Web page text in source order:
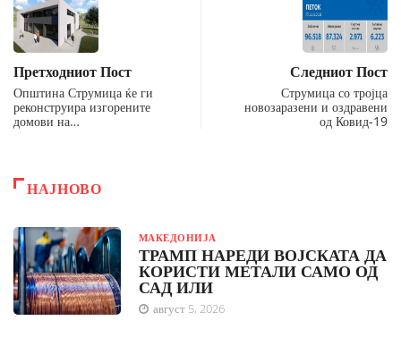
Претходниот Пост
Општина Струмица ќе ги
реконструира изгорените
домови на…
Следниот Пост
Струмица со тројца
новозаразени и оздравени
од Ковид-19
НАЈНОВО
МАКЕДОНИЈА
ТРАМП НАРЕДИ ВОЈСКАТА ДА
КОРИСТИ МЕТАЛИ САМО ОД
САД ИЛИ
август 5, 2026